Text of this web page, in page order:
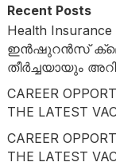
Recent Posts
Health
ഇൻഷുറൻസ്
തീർച്ചയായും
CAREER
THE LATEST
CAREER
THE LATEST